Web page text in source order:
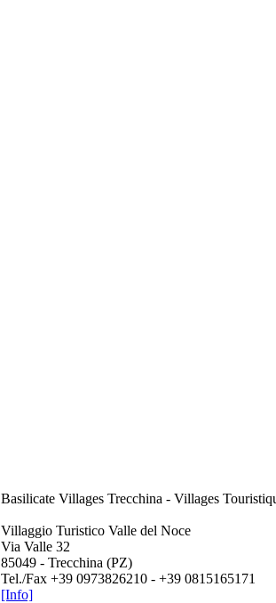
Basilicate Villages Trecchina - Villages
Villaggio Turistico Valle del Noce
Via Valle 32
85049 - Trecchina (PZ)
Tel./Fax +39 0973826210 - +39 0815165171
[Info]